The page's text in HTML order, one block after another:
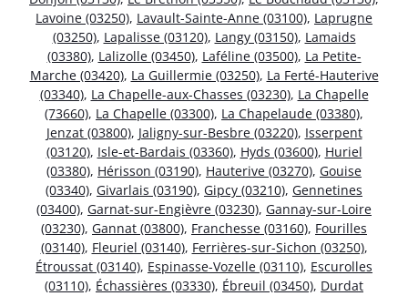
Lavoine (03250), Lavault-Sainte-Anne (03100), Laprugne
(03250), Lapalisse (03120), Langy (03150), Lamaids
(03380), Lalizolle (03450), Laféline (03500), La Petite-
Marche (03420), La Guillermie (03250), La Ferté-Hauterive
(03340), La Chapelle-aux-Chasses (03230), La Chapelle
(73660), La Chapelle (03300), La Chapelaude (03380),
Jenzat (03800), Jaligny-sur-Besbre (03220), Isserpent
(03120), Isle-et-Bardais (03360), Hyds (03600), Huriel
(03380), Hérisson (03190), Hauterive (03270), Gouise
(03340), Givarlais (03190), Gipcy (03210), Gennetines
(03400), Garnat-sur-Engièvre (03230), Gannay-sur-Loire
(03230), Gannat (03800), Franchesse (03160), Fourilles
(03140), Fleuriel (03140), Ferrières-sur-Sichon (03250),
Étroussat (03140), Espinasse-Vozelle (03110), Escurolles
(03110), Échassières (03330), Ébreuil (03450), Durdat